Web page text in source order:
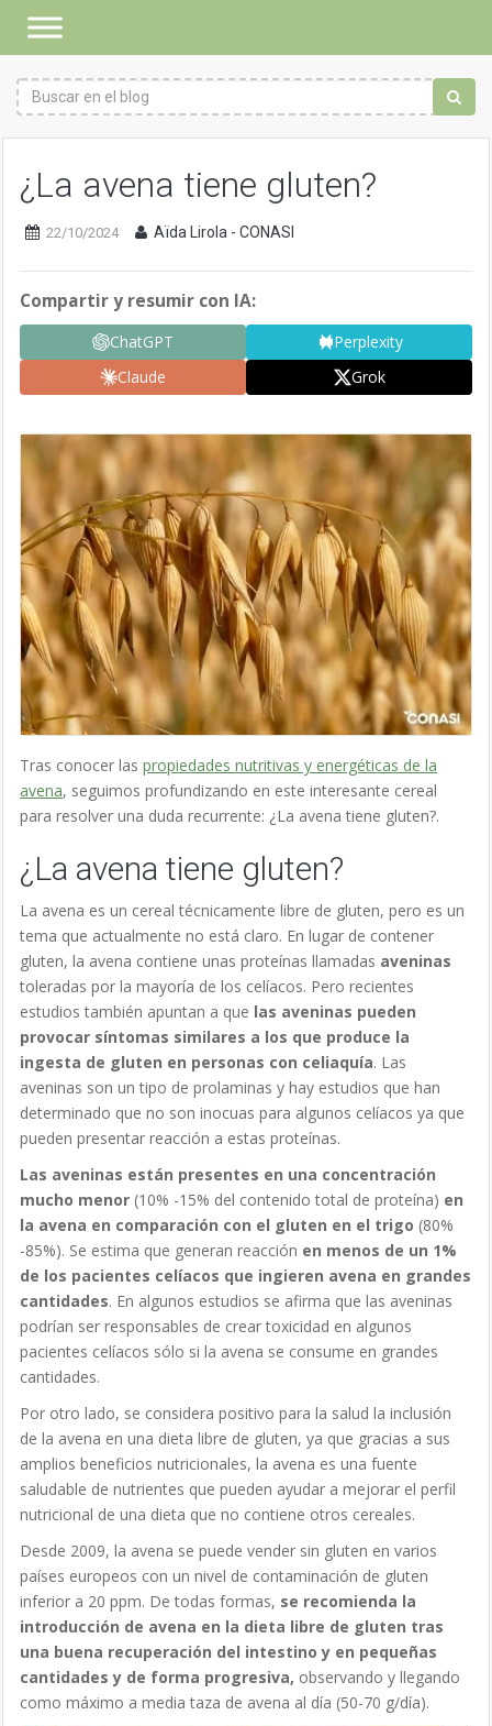
¿La avena tiene gluten?
22/10/2024 Aïda Lirola - CONASI
Compartir y resumir con IA:
ChatGPT
Perplexity
Claude
Grok
Tras conocer las propiedades nutritivas y energéticas de la
avena, seguimos profundizando en este interesante cereal
para resolver una duda recurrente: ¿La avena tiene gluten?.
¿La avena tiene gluten?
La avena es un cereal técnicamente libre de gluten, pero es un
tema que actualmente no está claro. En lugar de contener
gluten, la avena contiene unas proteínas llamadas aveninas
toleradas por la mayoría de los celíacos. Pero recientes
estudios también apuntan a que las aveninas pueden
provocar síntomas similares a los que produce la
ingesta de gluten en personas con celiaquía. Las
aveninas son un tipo de prolaminas y hay estudios que han
determinado que no son inocuas para algunos celíacos ya que
pueden presentar reacción a estas proteínas.
Las aveninas están presentes en una concentración
mucho menor (10% -15% del contenido total de proteína) en
la avena en comparación con el gluten en el trigo (80%
-85%). Se estima que generan reacción en menos de un 1%
de los pacientes celíacos que ingieren avena en grandes
cantidades. En algunos estudios se afirma que las aveninas
podrían ser responsables de crear toxicidad en algunos
pacientes celíacos sólo si la avena se consume en grandes
cantidades.
Por otro lado, se considera positivo para la salud la inclusión
de la avena en una dieta libre de gluten, ya que gracias a sus
amplios beneficios nutricionales, la avena es una fuente
saludable de nutrientes que pueden ayudar a mejorar el perfil
nutricional de una dieta que no contiene otros cereales.
Desde 2009, la avena se puede vender sin gluten en varios
países europeos con un nivel de contaminación de gluten
inferior a 20 ppm. De todas formas, se recomienda la
introducción de avena en la dieta libre de gluten tras
una buena recuperación del intestino y en pequeñas
cantidades y de forma progresiva, observando y llegando
como máximo a media taza de avena al día (50-70 g/día).